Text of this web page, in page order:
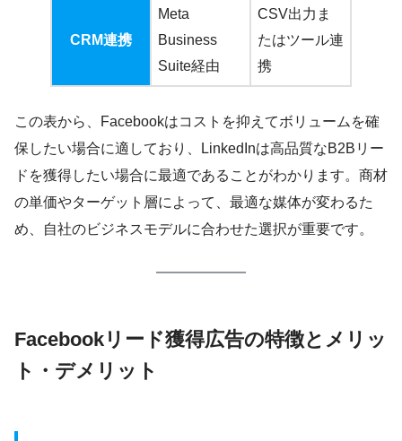
CRM連携
Meta
Business
Suite経由
CSV出力ま
たはツール連
携
この表から、Facebookはコストを抑えてボリュームを確
保したい場合に適しており、LinkedInは高品質なB2Bリー
ドを獲得したい場合に最適であることがわかります。商材
の単価やターゲット層によって、最適な媒体が変わるた
め、自社のビジネスモデルに合わせた選択が重要です。
Facebookリード獲得広告の特徴とメリッ
ト・デメリット